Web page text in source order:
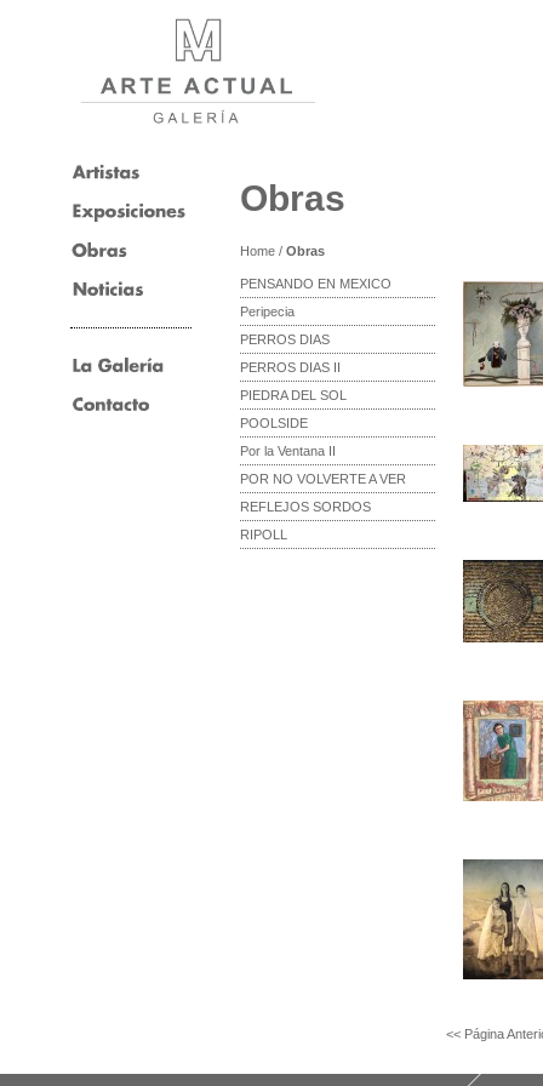
Obras
Home/ Obras
PENSANDO EN MEXICO
Peripecia
PERROS DIAS
PERROS DIAS II
PIEDRA DEL SOL
POOLSIDE
Por la Ventana II
POR NO VOLVERTE A VER
REFLEJOS SORDOS
RIPOLL
<< Página